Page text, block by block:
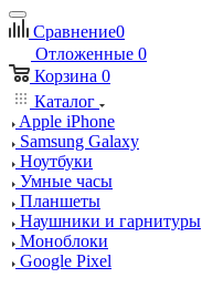
Сравнение0
Отложенные 0
Корзина 0
Каталог
Apple iPhone
Samsung Galaxy
Ноутбуки
Умные часы
Планшеты
Наушники и гарнитуры
Моноблоки
Google Pixel